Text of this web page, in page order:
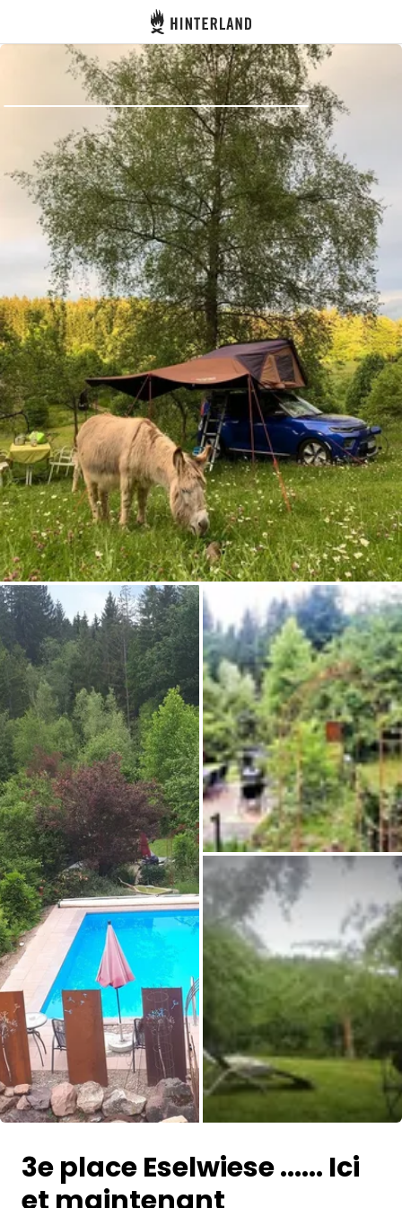
Hinterland
Se connecter
Créer un compte
Devenir hôte·sse
Emplacements
Hébergements
Routes
Demande à Howdy
Inspiration photo
Conseils et inspirations
Récits d'aventures
Bons cadeaux
À propos de nous
Shop
Contact
Select language
3e place Eselwiese ...... Ici
et maintenant